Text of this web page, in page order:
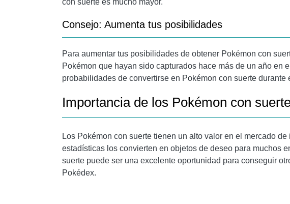
con suerte es mucho mayor.
Consejo: Aumenta tus posibilidades
Para aumentar tus posibilidades de obtener Pokémon con
Pokémon que hayan sido capturados hace más de un año en
probabilidades de convertirse en Pokémon con suerte durante
Importancia de los Pokémon con
Los Pokémon con suerte tienen un alto valor en el mercado
estadísticas los convierten en objetos de deseo para muchos
suerte puede ser una excelente oportunidad para conseguir
Pokédex.